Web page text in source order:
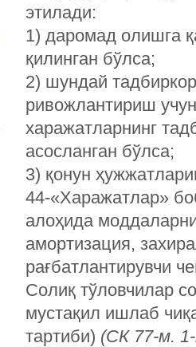
этилади:
1) даромад олишга
қилинган бўлса;
2) шундай
ривожлантириш
харажатларнинг
асосланган бўлса;
3) қонун
44-«Харажатлар»
алоҳида
амортизация,
рағбатлантирувчи
Солиқ тўловчилар
мустақил ишлаб
тартиби) (СК 77-м.